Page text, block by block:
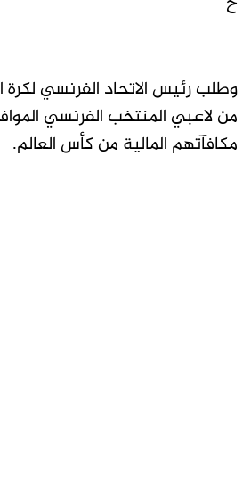
وطلب رئيس الاتحاد الفرنسي لكرة
من لاعبي المنتخب الفرنسي
مكافآتهم المالية من كأس العالم.